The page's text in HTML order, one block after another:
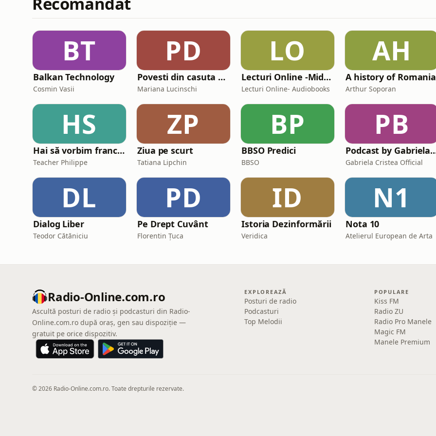
BT
Balkan Technology
Cosmin Vasii
PD
Povesti din casuta bunicilor
Mariana Lucinschi
LO
Lecturi Online -Midnight Library- Audiobooks
Lecturi Online- Audiobooks
AH
A history of Romania
Arthur Soporan
HS
Hai să vorbim franceză împreună (Parlons français ensemble)
Teacher Philippe
ZP
Ziua pe scurt
Tatiana Lipchin
BP
BBSO Predici
BBSO
PB
Podcast by
Gabriela Cristea Official
DL
Dialog Liber
Teodor Cătăniciu
PD
Pe Drept Cuvânt
Florentin Țuca
ID
Istoria Dezinformării
Veridica
N1
Nota 10
Atelierul European de Arta
Radio-Online.com.ro
Ascultă posturi de radio și podcasturi din Radio-
Online.com.ro după oraș, gen sau dispoziție —
gratuit pe orice dispozitiv.
EXPLOREAZĂ
Posturi de radio
Podcasturi
Top Melodii
POPULARE
Kiss FM
Radio ZU
Radio Pro Manele
Magic FM
Manele Premium
© 2026 Radio-Online.com.ro. Toate drepturile rezervate.